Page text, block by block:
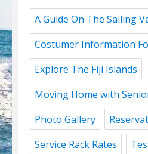
A Guide On The Sailing
Costumer Information
Explore The Fiji Islands
Moving Home with
Photo Gallery
Service Rack Rates